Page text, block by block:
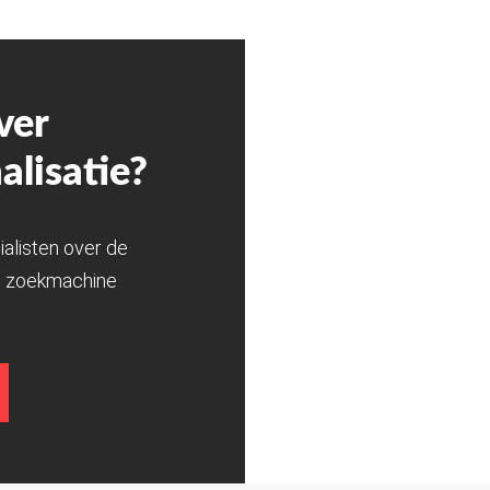
over de